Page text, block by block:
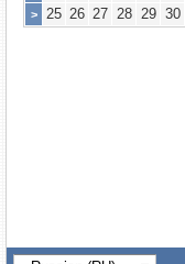
> 25 26 27 28 29 30